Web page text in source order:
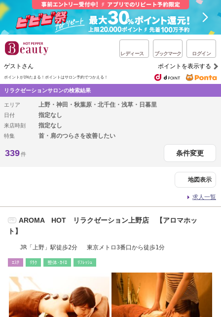
レディース ブックマーク ログイン
ゲストさん ポイントを表示する
ポイントが1%たまる！ ポイントはサロン予約でつかえる！
リラクゼーションサロンの検索結果
エリア 上野・神田・秋葉原・北千住・浅草・日暮里
日付 指定なし
来店時刻 指定なし
特集 首・肩のつらさを改善したい
339件 条件変更
地図表示
求人一覧
PR
AROMA HOT リラクゼーション上野店 【アロマホッ
ト】
JR「上野」駅徒歩2分 東京メトロ3番口から徒歩1分
ｴｽﾃ ﾘﾗｸ 整体･ｶｲﾛ ﾘﾌﾚｯｼｭ